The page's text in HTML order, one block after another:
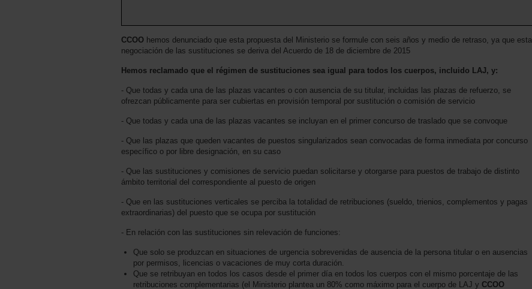
CCOO hemos denunciado que esta propuesta del Ministerio se formule con seis años y medio de retraso, ya que esta
negociación de las sustituciones se deriva del Acuerdo de 18 de diciembre de 2015
Hemos reclamado que el régimen de sustituciones sea igual para todos los cuerpos, incluido LAJ, y:
- Que todas y cada una de las plazas vacantes o con ausencia de su titular, incluidas las plazas de refuerzo, se
ofrezcan públicamente para ser cubiertas en provisión temporal por sustitución o comisión de servicio
- Que todas y cada una de las plazas vacantes se incluyan en el primer concurso de traslado que se convoque
- Que las plazas que queden vacantes de puestos singularizados sean convocadas de forma inmediata por concurso
específico o por libre designación, en su caso
- Que las sustituciones y comisiones de servicio puedan solicitarse y otorgarse para puestos de trabajo de distinto
ámbito territorial del correspondiente al puesto de origen
- Que en las sustituciones verticales se perciba la totalidad de retribuciones (sueldo, trienios, complementos y pagas
extraordinarias) del puesto que se ocupa por sustitución
- En relación con las sustituciones sin relevación de funciones:
Que solo se produzcan en situaciones de urgencia sobrevenidas de ausencia de la persona titular o en ausencias
por permisos, licencias o vacaciones de muy corta duración.
Que se retribuyan en todos los casos desde el primer día en todos los cuerpos con el mismo porcentaje de las
retribuciones complementarias (el Ministerio plantea un 80% como máximo para el cuerpo de LAJ y CCOO